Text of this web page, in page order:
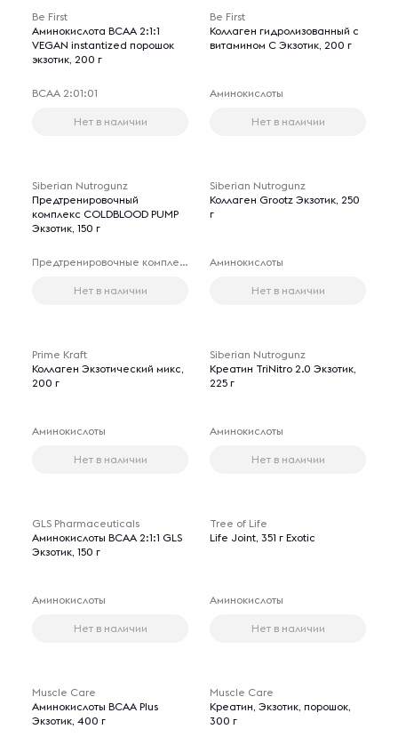
Be First
Аминокислота BCAA 2:1:1
VEGAN instantized порошок
экзотик, 200 г
ВСАА 2:01:01
Нет в наличии
Be First
Коллаген гидролизованный с
витамином С Экзотик, 200 г
Аминокислоты
Нет в наличии
Siberian Nutrogunz
Предтренировочный
комплекс COLDBLOOD PUMP
Экзотик, 150 г
Предтренировочные комплексы
Нет в наличии
Siberian Nutrogunz
Коллаген Grootz Экзотик, 250
г
Аминокислоты
Нет в наличии
Prime Kraft
Коллаген Экзотический микс,
200 г
Аминокислоты
Нет в наличии
Siberian Nutrogunz
Креатин TriNitro 2.0 Экзотик,
225 г
Аминокислоты
Нет в наличии
GLS Pharmaceuticals
Аминокислоты ВСАА 2:1:1 GLS
Экзотик, 150 г
Аминокислоты
Нет в наличии
Tree of Life
Life Joint, 351 г Exotic
Аминокислоты
Нет в наличии
Muscle Care
Аминокислоты BCAA Plus
Экзотик, 400 г
Muscle Care
Креатин, Экзотик, порошок,
300 г